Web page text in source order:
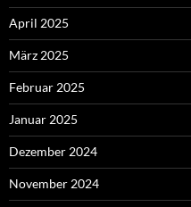
April 2025
März 2025
Februar 2025
Januar 2025
Dezember 2024
November 2024